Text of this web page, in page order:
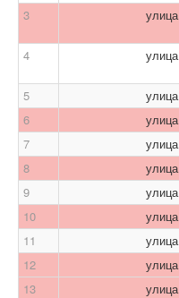
3
улица
4 улица
5 улица
6
улица
7
улица
8
улица
9
улица
10
улица
11
улица
12
улица
13
улица